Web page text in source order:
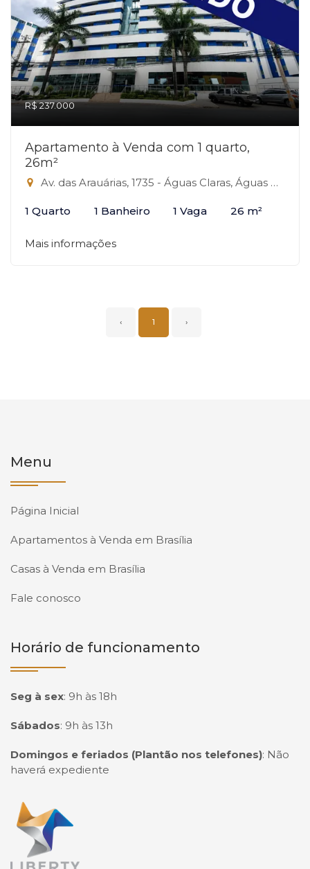
R$ 237.000
Apartamento à Venda com 1 quarto,
26m²
Av. das Arauárias, 1735 - Águas Claras, Águas Claras-DF
1 Quarto 1 Banheiro 1 Vaga 26 m²
Mais informações
‹ 1 ›
Menu
Página Inicial
Apartamentos à Venda em Brasília
Casas à Venda em Brasília
Fale conosco
Horário de funcionamento
Seg à sex: 9h às 18h
Sábados: 9h às 13h
Domingos e feriados (Plantão nos telefones): Não
haverá expediente
Página inicial